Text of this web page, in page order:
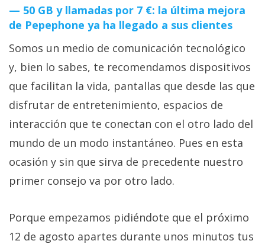
50 GB y llamadas por 7 €: la última mejora
de Pepephone ya ha llegado a sus clientes
Somos un medio de comunicación tecnológico
y, bien lo sabes, te recomendamos dispositivos
que facilitan la vida, pantallas que desde las que
disfrutar de entretenimiento, espacios de
interacción que te conectan con el otro lado del
mundo de un modo instantáneo. Pues en esta
ocasión y sin que sirva de precedente nuestro
primer consejo va por otro lado.
Porque empezamos pidiéndote que el próximo
12 de agosto apartes durante unos minutos tus